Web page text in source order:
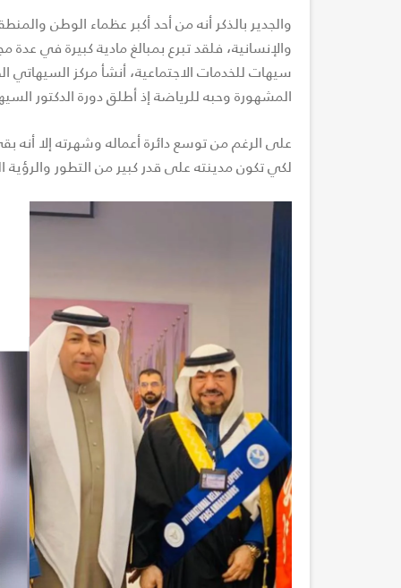
والجدير بالذكر أنه من أحد أكبر عظماء الوطن
والإنسانية، فلقد تبرع بمبالغ مادية كبيرة في
سيهات للخدمات الاجتماعية، أنشأ مركز السيهاتي
المشهورة وحبه للرياضة إذ أطلق دورة الدكتور
على الرغم من توسع دائرة أعماله وشهرته إلا
لكي تكون مدينته على قدر كبير من التطور